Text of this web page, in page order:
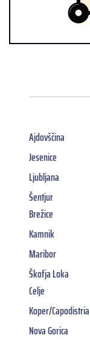
Ajdovščina
Jesenice
Ljubljana
Šentjur
Brežice
Kamnik
Maribor
Škofja Loka
Celje
Koper/Capodistria
Nova Gorica